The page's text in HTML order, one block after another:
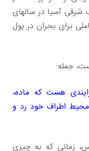
شرقی آسیا در سالهای
عاملی برای بحران در پول
جمله:
هست که ماده،
محیط اطراف خود رد و
زمانی که به چیزی